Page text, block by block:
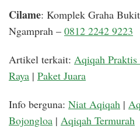
Cilame: Komplek Graha
Ngamprah – 0812 2242 9223
Artikel terkait: Aqiqah Praktis
Raya | Paket Juara
Info berguna: Niat Aqiqah |
Bojongloa | Aqiqah Termurah